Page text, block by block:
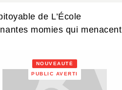
de L’École
momies qui menacent
NOUVEAUTÉ
PUBLIC AVERTI